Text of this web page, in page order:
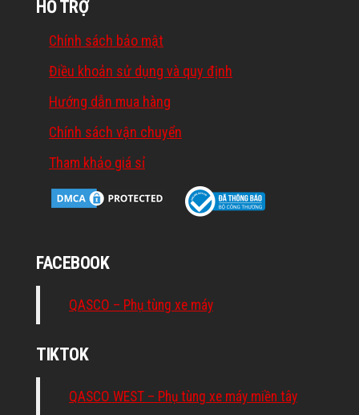
HỖ TRỢ
Chính sách bảo mật
Điều khoản sử dụng và quy định
Hướng dẫn mua hàng
Chính sách vận chuyển
Tham khảo giá sỉ
FACEBOOK
QASCO – Phụ tùng xe máy
TIKTOK
QASCO WEST – Phụ tùng xe máy miền tây